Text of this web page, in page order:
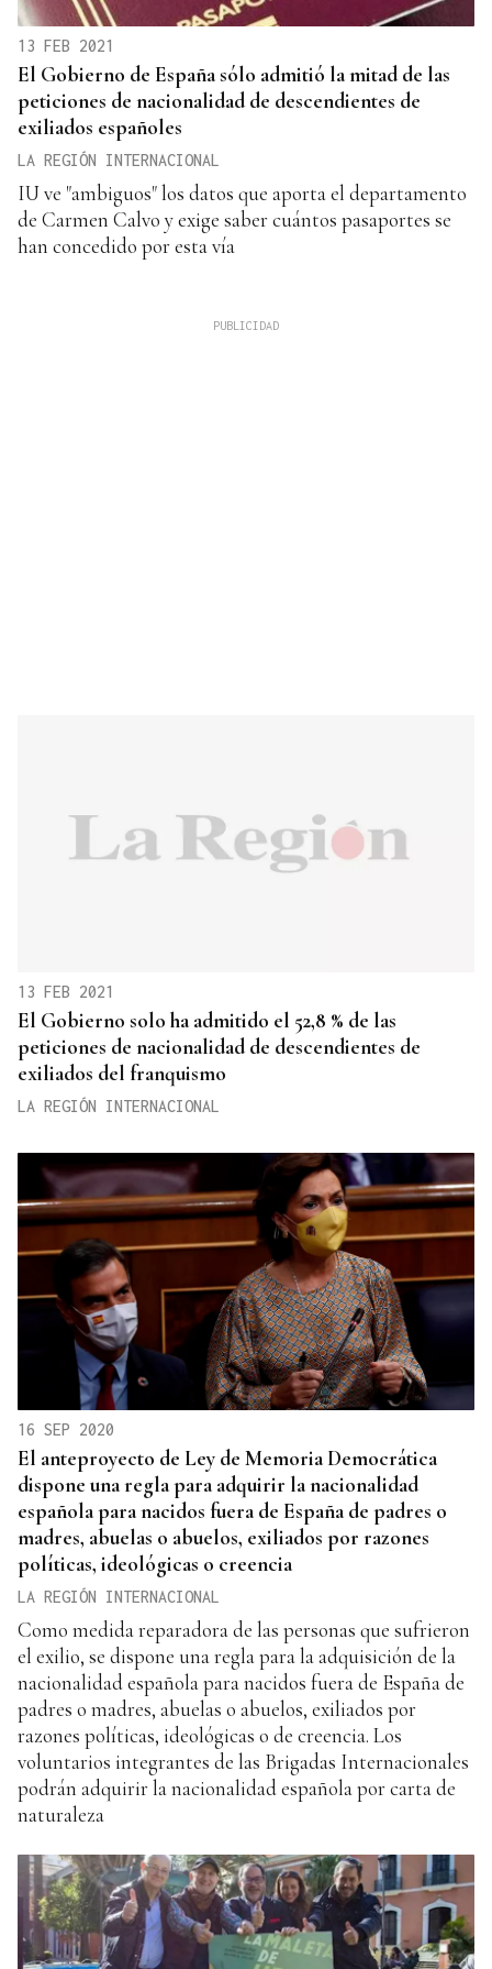
13 FEB 2021
El Gobierno de España sólo admitió la mitad de las
peticiones de nacionalidad de descendientes de
exiliados españoles
LA REGIÓN INTERNACIONAL
IU ve "ambiguos" los datos que aporta el departamento
de Carmen Calvo y exige saber cuántos pasaportes se
han concedido por esta vía
13 FEB 2021
El Gobierno solo ha admitido el 52,8 % de las
peticiones de nacionalidad de descendientes de
exiliados del franquismo
LA REGIÓN INTERNACIONAL
16 SEP 2020
El anteproyecto de Ley de Memoria Democrática
dispone una regla para adquirir la nacionalidad
española para nacidos fuera de España de padres o
madres, abuelas o abuelos, exiliados por razones
políticas, ideológicas o creencia
LA REGIÓN INTERNACIONAL
Como medida reparadora de las personas que sufrieron
el exilio, se dispone una regla para la adquisición de la
nacionalidad española para nacidos fuera de España de
padres o madres, abuelas o abuelos, exiliados por
razones políticas, ideológicas o de creencia. Los
voluntarios integrantes de las Brigadas Internacionales
podrán adquirir la nacionalidad española por carta de
naturaleza